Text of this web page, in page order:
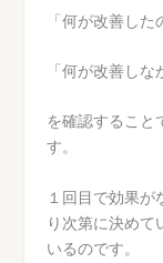
「何が改善した
「何が改善しな
を確認すること
す。
１回目で効果
り次第に決めて
いるのです。